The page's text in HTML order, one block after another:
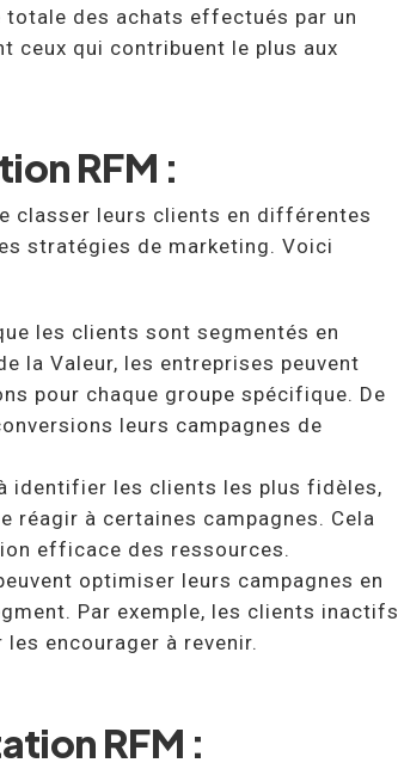
totale des achats effectués par un
ceux qui contribuent le plus aux
RFM :
classer leurs clients en différentes
stratégies de marketing. Voici
les clients sont segmentés en
la Valeur, les entreprises peuvent
pour chaque groupe spécifique. De
leurs campagnes de
identifier les clients les plus fidèles,
réagir à certaines campagnes. Cela
efficace des ressources.
optimiser leurs campagnes en
Par exemple, les clients inactifs
encourager à revenir.
RFM :